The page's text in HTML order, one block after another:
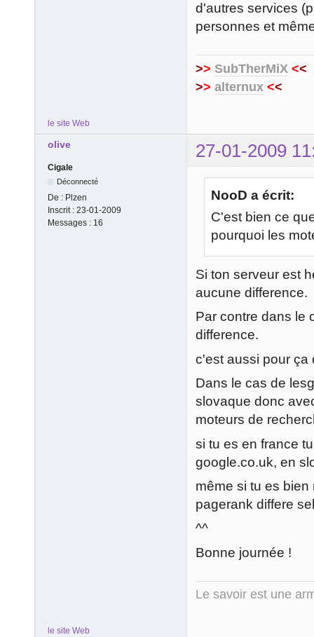
d'autres services
personnes et
>> SubTherMiX <<
>> alternux <<
le site Web
olive 27-01-2009
Cigale
Déconnecté
De : Plzen
Inscrit : 23-01-2009
Messages : 16
NooD a écrit:
C'est bien ce
pourquoi les
Si ton serveur est
aucune difference.
Par contre dans le
difference.
c'est aussi pour ça
Dans le cas de
slovaque donc
moteurs de
si tu es en france
google.co.uk, en
même si tu es
pagerank differe
^^
Bonne journée !
Le savoir est une
le site Web